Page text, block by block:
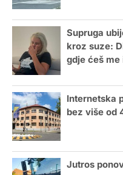
Supruga
kroz suze:
gdje ćeš me
Internetska
bez više od
Jutros